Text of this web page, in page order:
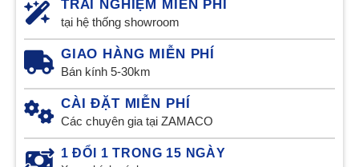
TRẢI NGHIỆM MIỄN PHÍ
tại hệ thống showroom
GIAO HÀNG MIỄN PHÍ
Bán kính 5-30km
CÀI ĐẶT MIỄN PHÍ
Các chuyên gia tại ZAMACO
1 ĐỔI 1 TRONG 15 NGÀY